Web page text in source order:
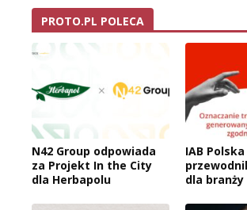
PROTO.PL POLECA
N42 Group odpowiada
za Projekt In the City
dla Herbapolu
IAB
dla